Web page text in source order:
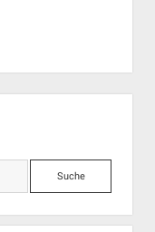
Suche